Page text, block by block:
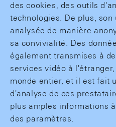
des cookies, des outils
technologies. De plus,
analysée de manière
sa convivialité. Des
également transmises à
services vidéo à
monde entier, et il est fait
d'analyse de ces
plus amples informations
des paramètres.